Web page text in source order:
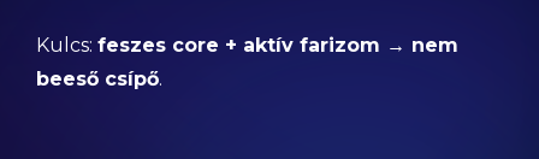
Kulcs: feszes core + aktív farizom → nem
beeső csípő.